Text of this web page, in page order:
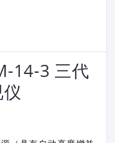
14-3 三代